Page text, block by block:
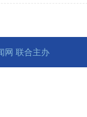
网 联合主办